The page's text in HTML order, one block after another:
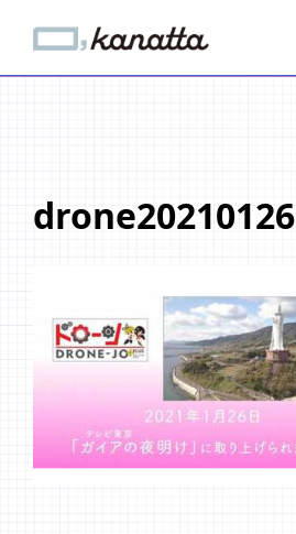
drone20210126